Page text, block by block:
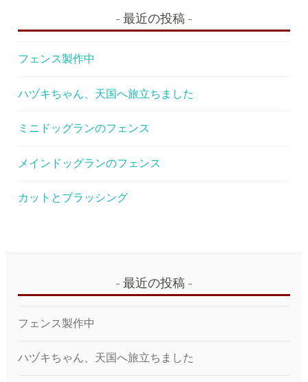
最近の投稿
フェンス製作中
ハヅキちゃん、天国へ旅立ちました
ミニドッグランのフェンス
メインドッグランのフェンス
カットとブラッシング
最近の投稿
フェンス製作中
ハヅキちゃん、天国へ旅立ちました